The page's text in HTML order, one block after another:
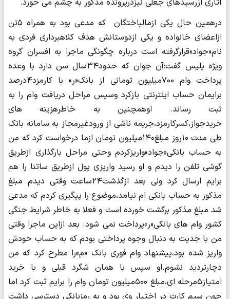
آثاری ازرسیدهای جعلی نیزدرپرونده مذکور به چشم می خورد.
درهمین حال یکی ازمالباختگان که مدعی بود به همراه ۵تن
ازاعضای خانواده و یکی ازدوستانش هدف کلاهبرداری فردی به
نام«جواد»قرارگرفته است درباره چگونگی ماجرا به افسران گروه
ویژه پلیس گفت:آن جوان که حدود۳۴سال سن دارد با وعده
پرداخت وام ۷۰۰میلیون تومانی از بانک«ر» با کارمزد۴درصد
برایمان حساب اینترنتی بازکرد وسپس مراحل دریافت وام را به
ثبت رساند. اوهمچنین به خاطرهزینه های
خریدجواز،کسرکارمزد،جریمه ناشی از ورودغیرمجاز به سامانه بانک
طی مدت ۱۰روز مبلغ۱۴۰میلیون تومان ازما درخواست کرد که من
به حساب بانکی«جواد»واریزکردم وحتی مراحل بارگذاری ازطریق
گوشی تلفن را دیدم و او رسید واریزی پول ازطریق ساتنا را هم
برایم ارسال کرد ولی بعد ازگذشت۲۴ساعت وقتی دیدم مبلغ
مذکور به حساب بانکی ام نیامد،موضوع را پیگیری کردم که مدعی
شد مبلغ مذکور برگشت خورده است و فعلا به خاطر شرایط جنگی
کشور وام های بانکی«ر»پرداخت نمی شود. بعد ازاین ماجرا وقتی
من با جدیت به دنبال وجوه پرداختی بودم که به حساب خودش
واریز شده بود،پیشنهاد وام فوری بانک «م»را مطرح کرد که من
دچارتردید نشوم.او سپس با همان شگرد قبلی و با خرید
امتیاز۵مرحله ای،مبلغ ۵۰۰میلیون تومان وام را برایم ثبت کرد اما
چون سیم کارت در اختیار وی بود و به رمزبانکی دسترسی داشت